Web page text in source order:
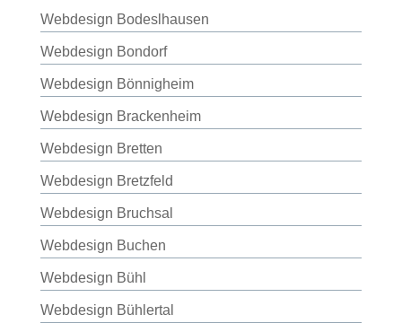
Webdesign Bodeslhausen
Webdesign Bondorf
Webdesign Bönnigheim
Webdesign Brackenheim
Webdesign Bretten
Webdesign Bretzfeld
Webdesign Bruchsal
Webdesign Buchen
Webdesign Bühl
Webdesign Bühlertal